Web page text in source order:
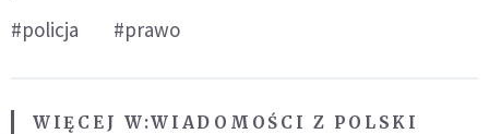
#policja #prawo
WIĘCEJ W:WIADOMOŚCI Z POLSKI